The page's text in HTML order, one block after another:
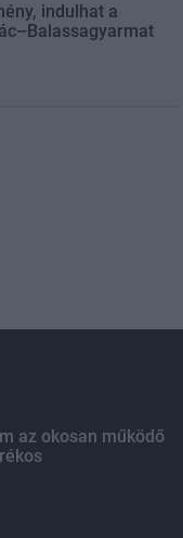
indulhat a
az okosan működő